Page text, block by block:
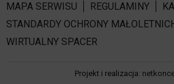
MAPA SERWISU
REGULAMINY
STANDARDY OCHRONY
WIRTUALNY SPACER
Projekt i realizacja: